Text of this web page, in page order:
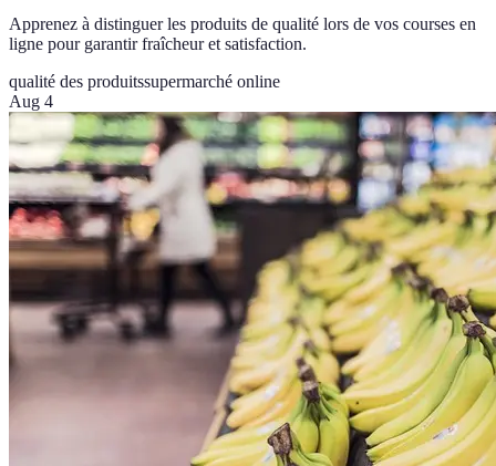
Apprenez à distinguer les produits de qualité lors de vos courses en
ligne pour garantir fraîcheur et satisfaction.
qualité des produitssupermarché online
Aug 4